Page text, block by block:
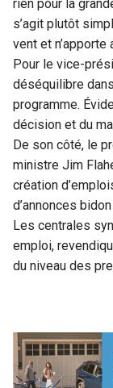
rien pour la
s’agit plutôt
vent et
Pour le vice-
déséquilibre
programme.
décision et du
De son côté, le
ministre Jim
création
d’annonces
Les centrales
emploi,
du niveau des